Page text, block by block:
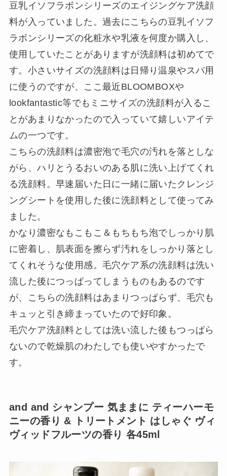
豆乳イソフラボンシリーズのエイジングケア洗顔
料が入っていました。過去にこちらの豆乳イソフ
ラボンシリーズの化粧水や乳液を何度か購入し、
使用していたことがありますが洗顔料は初めてで
す。小さいサイズの洗顔料は日帰り温泉やスパ用
に使うのですが、ここ最近BLOOMBOXや
lookfantastic等でもミニサイズの洗顔料が入るこ
とがあまりなかったので入っていて嬉しいアイテ
ムの一つです。
こちらの洗顔料は濃密泡で毛穴の汚れを落としな
がら、ハリとうるおいのある肌に洗い上げてくれ
る洗顔料。早速届いた日に一緒に届いたクレンジ
ングシートを使用した後に洗顔料として使ってみ
ました。
かなり濃密なもこもこ＆もちもち泡でしっかり肌
に密着し、肌表面を擦らず汚れをしっかり落とし
てくれそうな使用感。毛穴ケア系の洗顔料は洗い
流した後につっぱってしまうものもあるのです
が、こちらの洗顔料はあまりつっぱらず、毛穴も
キュッと引き締まっていたので好印象。
毛穴ケア洗顔料としては洗い流した後もつっぱら
ないので乾燥肌のわたしでも使いやすかったで
す。
and and シャンプー 気ままに ティーハーモ
ニーの香り & トリートメント はしゃぐ ヴィ
ヴィッドフルーツの香り 各45ml